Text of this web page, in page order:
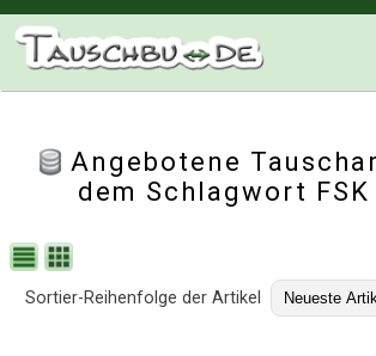
Angebotene
dem Schlagwort
Sortier-Reihenfolge der Artikel